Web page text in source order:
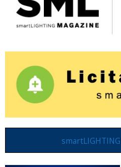
smartLIGHTING